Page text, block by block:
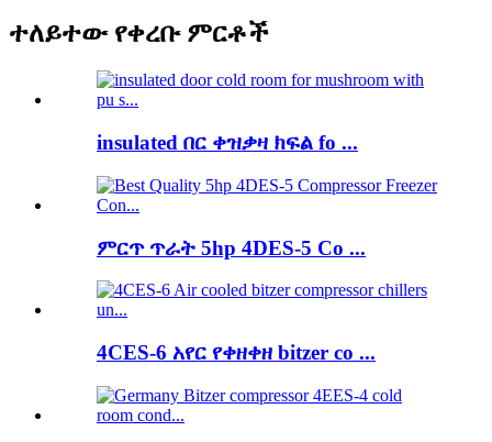
ተለይተው የቀረቡ ምርቶች
insulated በር ቀዝቃዛ ክፍል fo ...
ምርጥ ጥራት 5hp 4DES-5 Co ...
4CES-6 አየር የቀዘቀዘ bitzer co ...